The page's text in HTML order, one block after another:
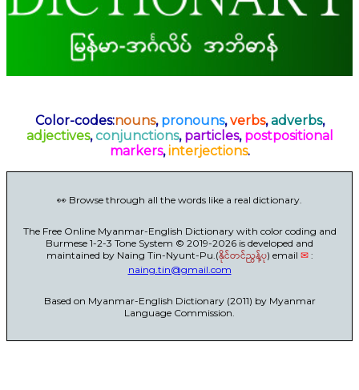
Color-codes:nouns, pronouns,verbs,adverbs,
adjectives,conjunctions, particles, postpositional
markers,interjections.
👀 Browse through all the words like a real dictionary.
The Free Online Myanmar-English Dictionary with color coding and
Burmese 1-2-3 Tone System © 2019-2026 is developed and
maintained by Naing Tin-Nyunt-Pu.(နိုင်တင်ညွန့်ပု) email ✉:
naing.tin@gmail.com
Based on Myanmar-English Dictionary (2011) by Myanmar
Language Commission.